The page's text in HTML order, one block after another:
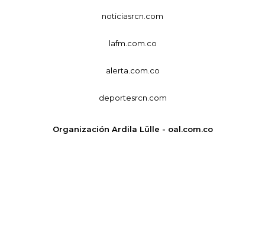
noticiasrcn.com
lafm.com.co
alerta.com.co
deportesrcn.com
Organización Ardila Lülle - oal.com.co